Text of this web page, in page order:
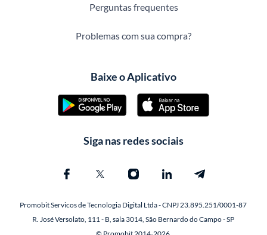
Perguntas frequentes
Problemas com sua compra?
Baixe o Aplicativo
Siga nas redes sociais
Promobit Servicos de Tecnologia Digital Ltda - CNPJ 23.895.251/0001-87
R. José Versolato, 111 - B, sala 3014, São Bernardo do Campo - SP